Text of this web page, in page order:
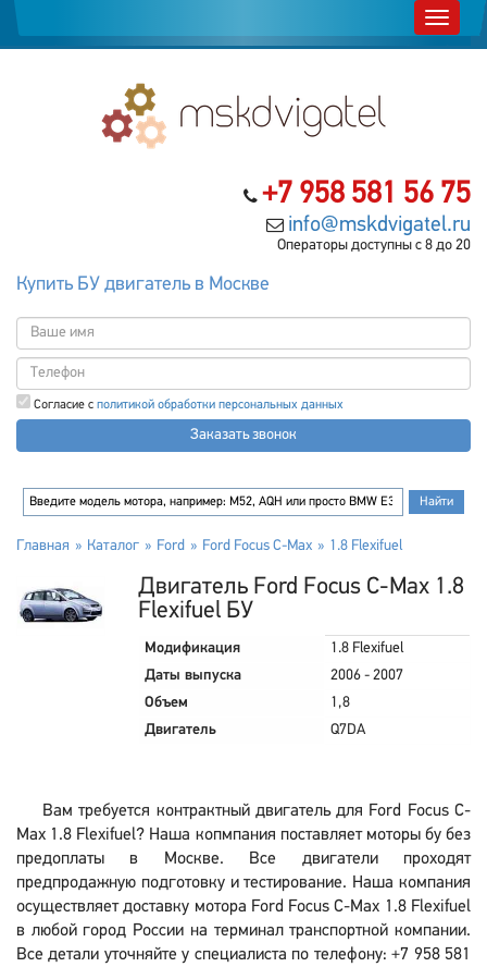
+7 958 581 56 75
info@mskdvigatel.ru
Операторы доступны с 8 до 20
Купить БУ двигатель в Москве
Согласие с политикой обработки персональных данных
Заказать звонок
Главная Каталог Ford Ford Focus C-Max 1.8 Flexifuel
Двигатель Ford Focus C-Max 1.8
Flexifuel БУ
Модификация
1.8 Flexifuel
Даты выпуска
2006 - 2007
Объем
1,8
Двигатель
Q7DA
Вам требуется контрактный двигатель для Ford Focus C-
Max 1.8 Flexifuel? Наша копмпания поставляет моторы бу без
предоплаты в Москве. Все двигатели проходят
предпродажную подготовку и тестирование. Наша компания
осуществляет доставку мотора Ford Focus C-Max 1.8 Flexifuel
в любой город России на терминал транспортной компании.
Все детали уточняйте у специалиста по телефону: +7 958 581